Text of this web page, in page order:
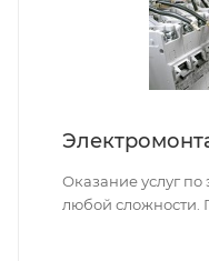
Оказание услуг
любой сложности.